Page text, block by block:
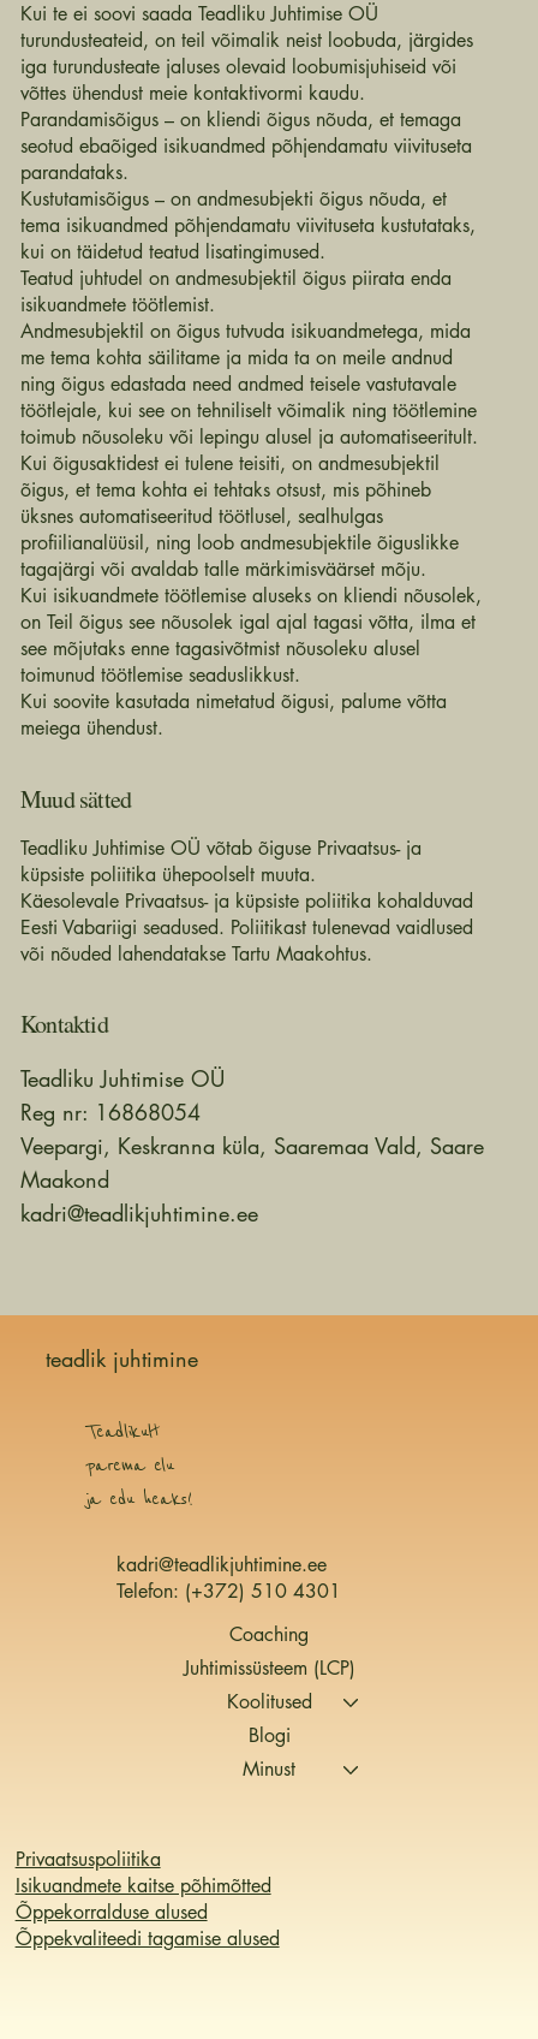
Kui te ei soovi saada Teadliku Juhtimise OÜ
turundusteateid, on teil võimalik neist loobuda, järgides
iga turundusteate jaluses olevaid loobumisjuhiseid või
võttes ühendust meie kontaktivormi kaudu.
Parandamisõigus – on kliendi õigus nõuda, et temaga
seotud ebaõiged isikuandmed põhjendamatu viivituseta
parandataks.
Kustutamisõigus – on andmesubjekti õigus nõuda, et
tema isikuandmed põhjendamatu viivituseta kustutataks,
kui on täidetud teatud lisatingimused.
Teatud juhtudel on andmesubjektil õigus piirata enda
isikuandmete töötlemist.
Andmesubjektil on õigus tutvuda isikuandmetega, mida
me tema kohta säilitame ja mida ta on meile andnud
ning õigus edastada need andmed teisele vastutavale
töötlejale, kui see on tehniliselt võimalik ning töötlemine
toimub nõusoleku või lepingu alusel ja automatiseeritult.
Kui õigusaktidest ei tulene teisiti, on andmesubjektil
õigus, et tema kohta ei tehtaks otsust, mis põhineb
üksnes automatiseeritud töötlusel, sealhulgas
profiilianalüüsil, ning loob andmesubjektile õiguslikke
tagajärgi või avaldab talle märkimisväärset mõju.
Kui isikuandmete töötlemise aluseks on kliendi nõusolek,
on Teil õigus see nõusolek igal ajal tagasi võtta, ilma et
see mõjutaks enne tagasivõtmist nõusoleku alusel
toimunud töötlemise seaduslikkust.
Kui soovite kasutada nimetatud õigusi, palume võtta
meiega ühendust.
Muud sätted
Teadliku Juhtimise OÜ võtab õiguse Privaatsus- ja
küpsiste poliitika ühepoolselt muuta.
Käesolevale Privaatsus- ja küpsiste poliitika kohalduvad
Eesti Vabariigi seadused. Poliitikast tulenevad vaidlused
või nõuded lahendatakse Tartu Maakohtus.
Kontaktid
Teadliku Juhtimise OÜ
Reg nr: 16868054
Veepargi, Keskranna küla, Saaremaa Vald, Saare
Maakond
kadri@teadlikjuhtimine.ee
teadlik juhtimine
Teadlikult
parema elu
ja edu heaks!
kadri@teadlikjuhtimine.ee
Telefon: (+372) 510 4301
Coaching
Juhtimissüsteem (LCP)
Koolitused
Blogi
Minust
Privaatsuspoliitika
Isikuandmete kaitse põhimõtted
Õppekorralduse alused
Õppekvaliteedi tagamise alused